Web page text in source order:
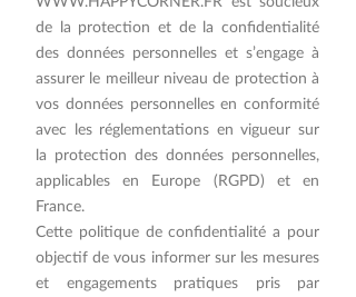
de la protection et de la confidentialité
des données personnelles et s’engage à
assurer le meilleur niveau de protection à
vos données personnelles en conformité
avec les réglementations en vigueur sur
la protection des données personnelles,
applicables en Europe (RGPD) et en
France.
Cette politique de confidentialité a pour
objectif de vous informer sur les mesures
et engagements pratiques pris par